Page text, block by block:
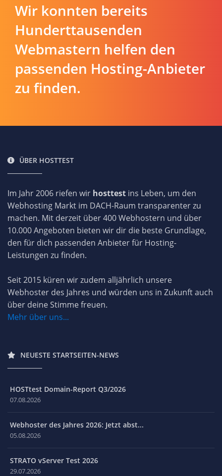
Wir konnten bereits
Hunderttausenden
Webmastern helfen den
passenden Hosting-Anbieter
zu finden.
ÜBER HOSTTEST
Im Jahr 2006 riefen wir hosttest ins Leben, um den
Webhosting Markt im DACH-Raum transparenter zu
machen. Mit derzeit über 400 Webhostern und über
10.000 Angeboten bieten wir dir die beste Grundlage,
den für dich passenden Anbieter für Hosting-
Leistungen zu finden.
Seit 2015 küren wir zudem alljährlich unsere
Webhoster des Jahres und würden uns in Zukunft auch
über deine Stimme freuen.
Mehr über uns...
NEUESTE STARTSEITEN-NEWS
HOSTtest Domain-Report Q3/2026
07.08.2026
Webhoster des Jahres 2026: Jetzt abst...
05.08.2026
STRATO vServer Test 2026
29.07.2026